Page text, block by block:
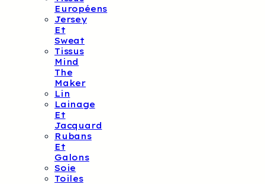
Européens
Jersey
Et
Sweat
Tissus
Mind
The
Maker
Lin
Lainage
Et
Jacquard
Rubans
Et
Galons
Soie
Toiles